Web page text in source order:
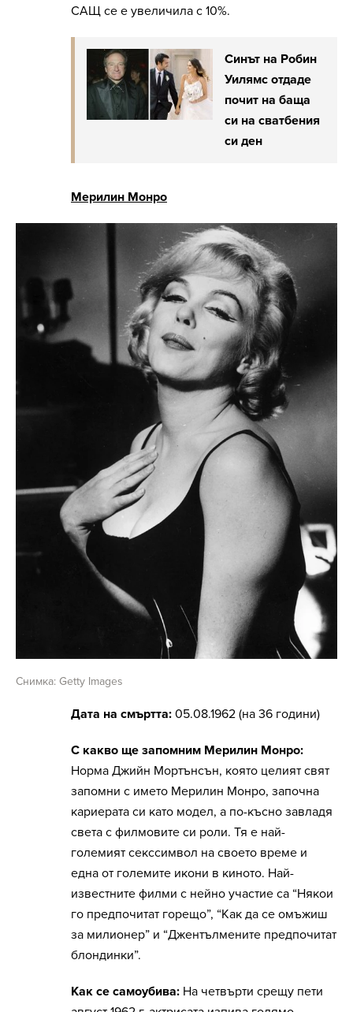
САЩ се е увеличила с 10%.
Синът на Робин
Уилямс отдаде
почит на баща
си на сватбения
си ден
Мерилин Монро
Снимка: Getty Images
Дата на смъртта: 05.08.1962 (на 36 години)
С какво ще запомним Мерилин Монро:
Норма Джийн Мортънсън, която целият свят
запомни с името Мерилин Монро, започна
кариерата си като модел, а по-късно завладя
света с филмовите си роли. Тя е най-
големият секссимвол на своето време и
една от големите икони в киното. Най-
известните филми с нейно участие са “Някои
го предпочитат горещо”, “Как да се омъжиш
за милионер” и “Джентълмените предпочитат
блондинки”.
Как се самоубива: На четвърти срещу пети